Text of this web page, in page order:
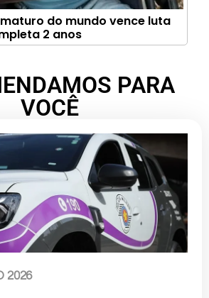
do mundo vence luta
2 anos
PARA
VOCÊ
2026